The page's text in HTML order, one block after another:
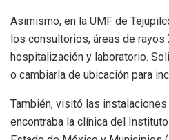
Asimismo, en la UMF de
los consultorios, áreas de rayos
hospitalización y laboratorio.
o cambiarla de ubicación para
También, visitó las
encontraba la clínica del